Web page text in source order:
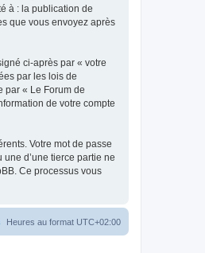
à : la publication de
que vous envoyez après
ci-après par « votre
par les lois de
par « Le Forum de
de votre compte
Votre mot de passe
d’une tierce partie ne
Ce processus vous
Heures au format UTC+02:00